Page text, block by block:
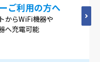
ご利用の方へ
からWiFi機器や
へ充電可能